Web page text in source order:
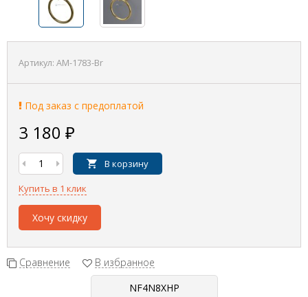
Артикул: AM-1783-Br
Под заказ с предоплатой
3 180 ₽
В корзину
Купить в 1 клик
Хочу скидку
Сравнение В избранное